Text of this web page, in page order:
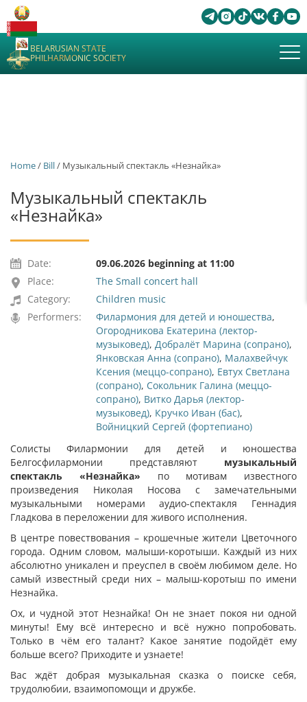
BELARUSIAN STATE
PHILHARMONIC SOCIETY
Home/ Bill/ Музыкальный спектакль «Незнайка»
Музыкальный спектакль
«Незнайка»
Date:
09.06.2026 beginning at 11:00
Place:
The Small concert hall
Category:
Children music
Performers:
Филармония для детей и юношества,
Огородникова Екатерина (лектор-
музыковед), Добралёт Марина (сопрано),
Янковская Анна (сопрано), Малахвейчук
Ксения (меццо-сопрано), Евтух Светлана
(сопрано), Сокольник Галина (меццо-
сопрано), Витко Дарья (лектор-
музыковед), Кручко Иван (бас),
Войницкий Сергей (фортепиано)
Солисты Филармонии для детей и юношества
Белгосфилармонии представляют музыкальный
спектакль «Незнайка» по мотивам известного
произведения Николая Носова с замечательными
музыкальными номерами аудио-спектакля Геннадия
Гладкова в переложении для живого исполнения.
В центре повествования – крошечные жители Цветочного
города. Одним словом, малыши-коротыши. Каждый из них
абсолютно уникален и преуспел в своём любимом деле. Но
самый известный среди них – малыш-коротыш по имени
Незнайка.
Ох, и чудной этот Незнайка! Он не знает покоя ни одной
минуты! Ему всё интересно и всё нужно попробовать.
Только в чём его талант? Какое занятие подойдёт ему
больше всего? Приходите и узнаете!
Вас ждёт добрая музыкальная сказка о поиске себя,
трудолюбии, взаимопомощи и дружбе.